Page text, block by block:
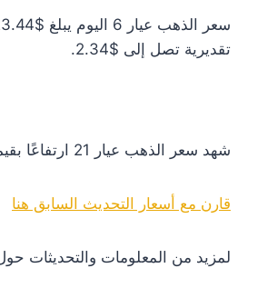
تقديرية تصل إلى $2.34.
شهد سعر الذهب عيار 21 ارتفاعًا بقيمة 0.11€ مقارنة بالتحديث السابق. هذا التغير يعكس زيادة في الطلب أو تأثيرات إيجابية من الأسواق العالمية.
قارن مع أسعار التحديث السابق هنا
لمزيد من المعلومات والتحديثات